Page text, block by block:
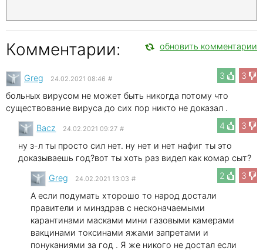
Комментарии: обновить комментарии
3 3
Greg 24.02.2021 08:46 #
больных вирусом не может быть никогда потому что
существование вируса до сих пор никто не доказал .
4
3
Bacz 24.02.2021 09:27 #
ну з-л ты просто сил нет. ну нет и нет нафиг ты это
доказываешь год?вот ты хоть раз видел как комар сыт?
2
3
Greg 24.02.2021 13:03 #
А если подумать хторошо то народ достали
правители и минздрав с несконачаемыми
карантинами масками мини газовыми камерами
вакцинами токсинами яжами запретами и
понуканиями за год . Я же никого не достал если